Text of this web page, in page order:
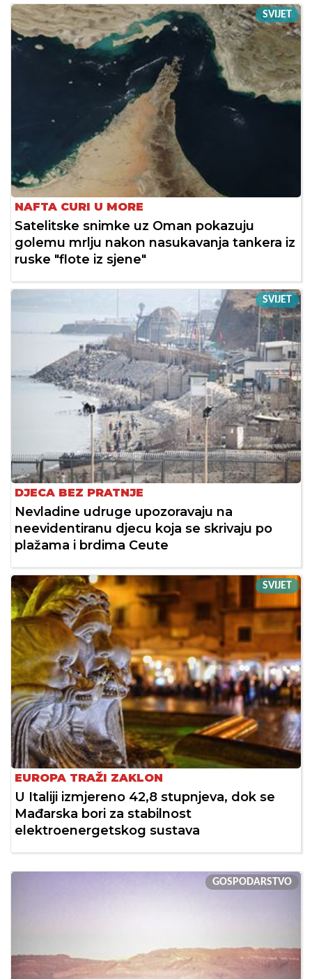
SVIJET
NAFTA CURI U MORE
Satelitske snimke uz Oman pokazuju
golemu mrlju nakon nasukavanja tankera iz
ruske "flote iz sjene"
SVIJET
DJECA BEZ PRATNJE
Nevladine udruge upozoravaju na
neevidentiranu djecu koja se skrivaju po
plažama i brdima Ceute
SVIJET
EUROPA TRAŽI ZAKLON
U Italiji izmjereno 42,8 stupnjeva, dok se
Mađarska bori za stabilnost
elektroenergetskog sustava
GOSPODARSTVO